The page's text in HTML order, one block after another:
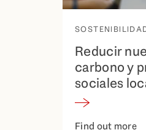
Reducir
carbono y
sociales
Find out more